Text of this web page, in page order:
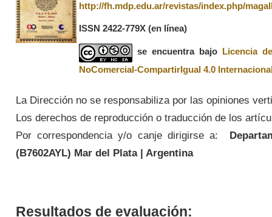
http://fh.mdp.edu.ar/revistas/index.php/
ISSN 2422-779X (en línea)
se encuentra bajo
Licencia
NoComercial-CompartirIgual 4.0
La Dirección no se responsabiliza por las opiniones
Los derechos de reproducción o traducción de los
Por correspondencia y/o canje dirigirse a:
(B7602AYL) Mar del Plata | Argentina
Resultados de evaluación: